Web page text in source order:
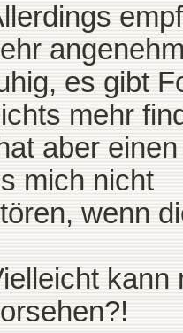
es gibt
mehr
aber
mich nicht
wenn
kann